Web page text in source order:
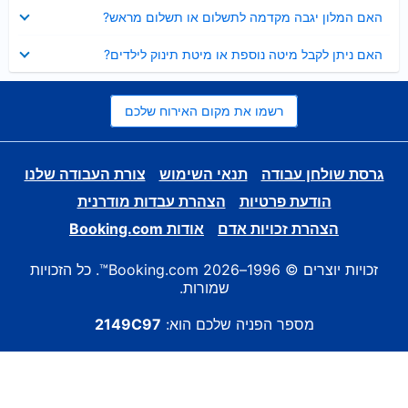
האם המלון יגבה מקדמה לתשלום או תשלום מראש?
האם ניתן לקבל מיטה נוספת או מיטת תינוק לילדים?
רשמו את מקום האירוח שלכם
גרסת שולחן עבודה תנאי השימוש
צורת העבודה שלנו
הודעת פרטיות
הצהרת עבדות מודרנית
הצהרת זכויות אדם
אודות Booking.com
זכויות יוצרים © 1996–2026 Booking.com™. כל הזכויות
שמורות.
מספר הפניה שלכם הוא: 2149C97